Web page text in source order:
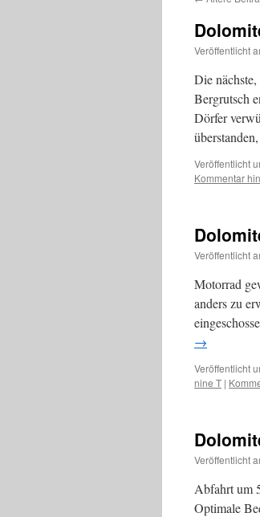
Veröffentlicht
Die
Bergrutsch
Dörfer
Veröffentlicht
Kommentar
Veröffentlicht
Motorrad
anders zu
→
Veröffentlicht
nine T |
Veröffentlicht
Abfahrt um
Optimale